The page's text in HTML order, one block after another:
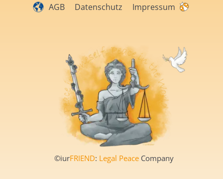
AGB Datenschutz Impressum
©iurFRIEND: Legal Peace Company